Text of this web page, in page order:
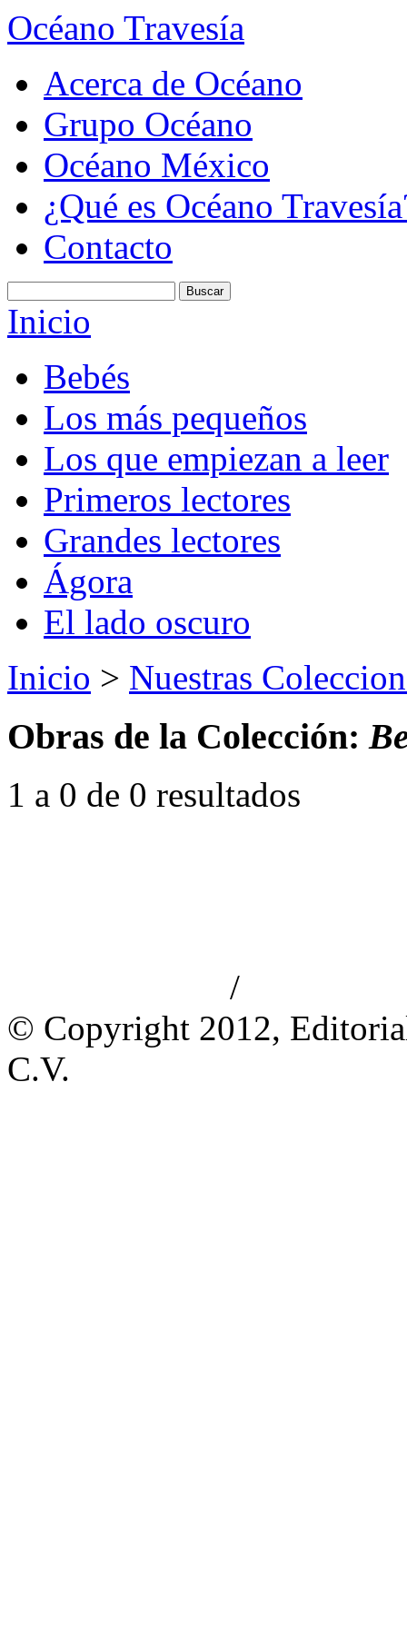
Océano Travesía
Acerca de Océano
Grupo Océano
Océano México
¿Qué es Océano
Contacto
Inicio
Bebés
Los más pequeños
Los que empiezan a leer
Primeros lectores
Grandes lectores
Ágora
El lado oscuro
Inicio > Nuestras
Obras de la Colección:
1 a 0 de 0 resultados
/
© Copyright 2012,
C.V.